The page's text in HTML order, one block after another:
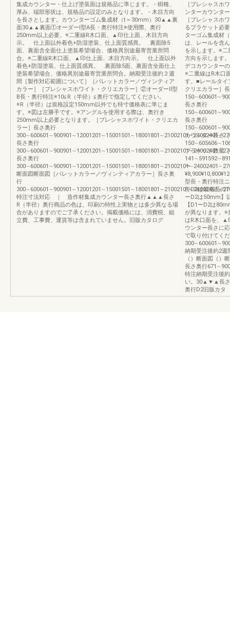
集成カウンター・仕上げ塗装面は規格品に準じます。・樹種、
厚み、端部形状は、規格品の設定のみとなります。・木目方向
を長さとします。カウンターゴム集成材（t＝30mm）30▲▲裏
面30▲▲裏面①オーダーⅠ型A長・奥行特注※使用際、奥行
250mm以上必要。※二重線R木口面、▲印仕上面、木目方向
示。 仕上面以外着色+防湿塗装、仕上面質感異。 裏面除5
面、裏面含全面仕上塗装希望場合、価格異別途最寄営業所問
合。※二重線R木口面、▲印仕上面、木目方向示。 仕上面以外
着色+防湿塗装、仕上面質感異。 裏面除5面、裏面含全面仕上
塗装希望場合、価格異別途最寄営業所問合。納期受注後約２週
間［製作対応範囲について］［パレットカラー／ヴィンティア
カラー］［プレシャスホワイト・クリエカラー］②オーダーⅡ型
B長・奥行特注※10≦R（半径）≦奥行で指定してください。
※R（半径）は規格設定150mm以外でも特寸価格表に準じま
す。※図は左勝手です。※アングルを使用する際は、奥行き
250mm以上必要となります。［プレシャスホワイト・クリエカ
ラー］長さ奥行
長さ奥行
長さ奥行
断面図断面図［パレットカラー／ヴィンティアカラー］長さ奥
行
特注寸法対応 ｜ 造作材集成カウンター長さ奥行▲▲▲長さ
R（半径）奥行商品の色は、印刷の特性上実物とは多少異なる場
合がありますのでご了承ください。掲載価格には、消費税、組
立費、工事費、運賃等は含まれていません。旧版カタログ
［プレシャスホ
ンターカウンタ
［プレシャスホ
るブラケット必
ターゴム集成材
は、レールを含
を示します。※
方向を示します
デコカウンター
※二重線はR木口
す。■レールタイ
クリエカラー］
長さ奥行
長さ奥行
カウンター長さ
ブラケット数量
ー
型長・奥行特注
行D2は規格品の
ーD2は50mm】
【D1ーD2は
が異なります。
はR木口面を、▲
ウンター長さに
で取り付けてく
納期受注後約2
（）断面図（）
長さ奥行
特注納期受注後
い。30▲▼▲長
奥行D2旧版カタ